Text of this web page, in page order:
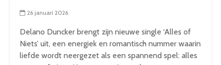
26 januari 2026
Delano Duncker brengt zijn nieuwe single ‘Alles of
Niets’ uit, een energiek en romantisch nummer waarin
liefde wordt neergezet als een spannend spel: alles